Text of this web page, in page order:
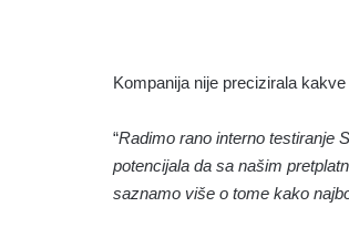
Kompanija nije precizirala
“Radimo rano interno testiranje
potencijala da sa našim
saznamo više o tome kako